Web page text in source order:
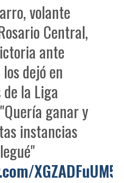
volante
Central,
ante
dejó en
la Liga
ganar y
instancias
XGZADFuUM5